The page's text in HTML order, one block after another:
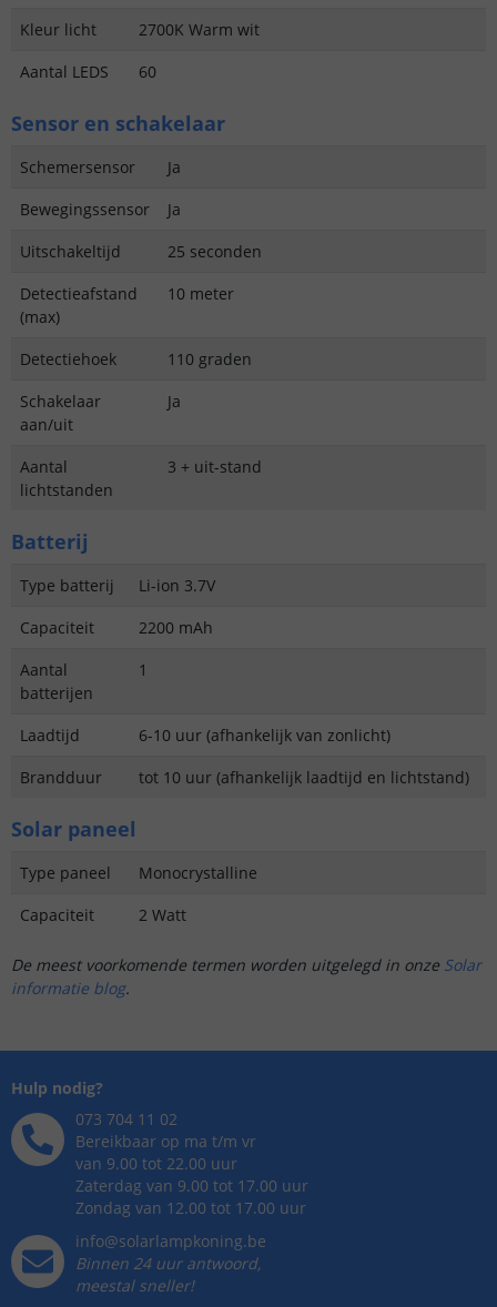
Kleur licht
2700K Warm wit
Aantal LEDS
60
Sensor en schakelaar
Schemersensor
Ja
Bewegingssensor
Ja
Uitschakeltijd
25 seconden
Detectieafstand
(max)
10 meter
Detectiehoek
110 graden
Schakelaar
aan/uit
Ja
Aantal
lichtstanden
3 + uit-stand
Batterij
Type batterij
Li-ion 3.7V
Capaciteit
2200 mAh
Aantal
batterijen
1
Laadtijd
6-10 uur (afhankelijk van zonlicht)
Brandduur
tot 10 uur (afhankelijk laadtijd en lichtstand)
Solar paneel
Type paneel
Monocrystalline
Capaciteit
2 Watt
De meest voorkomende termen worden uitgelegd in onze Solar
informatie blog.
Hulp nodig?
073 704 11 02
Bereikbaar op ma t/m vr
van 9.00 tot 22.00 uur
Zaterdag van 9.00 tot 17.00 uur
Zondag van 12.00 tot 17.00 uur
info@solarlampkoning.be
Binnen 24 uur antwoord,
meestal sneller!